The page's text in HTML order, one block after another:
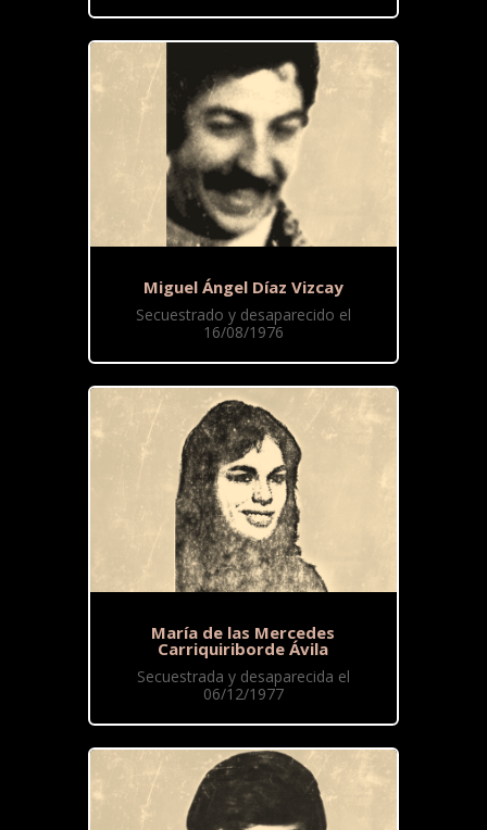
Miguel Ángel Díaz Vizcay
Secuestrado y desaparecido el
16/08/1976
María de las Mercedes
Carriquiriborde Ávila
Secuestrada y desaparecida el
06/12/1977